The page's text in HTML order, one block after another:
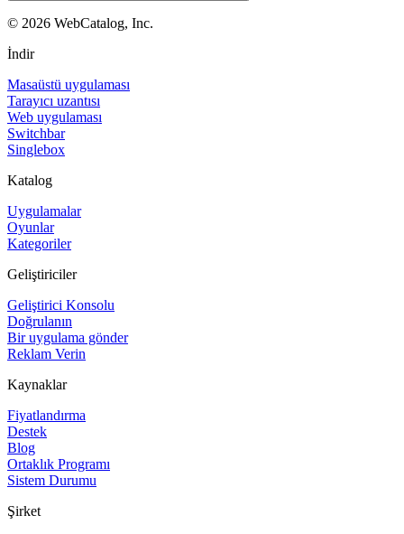
© 2026 WebCatalog, Inc.
İndir
Masaüstü uygulaması
Tarayıcı uzantısı
Web uygulaması
Switchbar
Singlebox
Katalog
Uygulamalar
Oyunlar
Kategoriler
Geliştiriciler
Geliştirici Konsolu
Doğrulanın
Bir uygulama gönder
Reklam Verin
Kaynaklar
Fiyatlandırma
Destek
Blog
Ortaklık Programı
Sistem Durumu
Şirket